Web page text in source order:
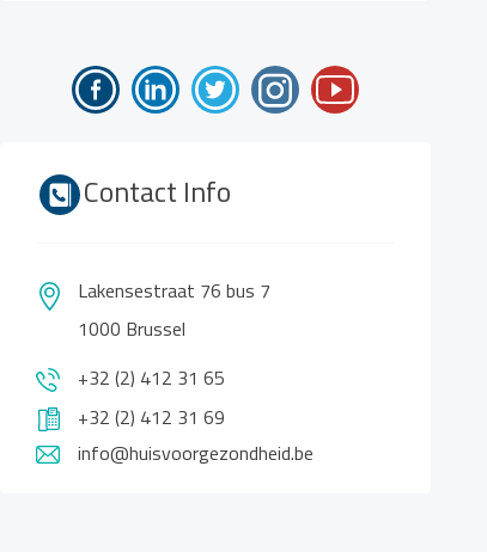
Contact Info
Lakensestraat 76 bus 7
1000 Brussel
+32 (2) 412 31 65
+32 (2) 412 31 69
info@huisvoorgezondheid.be